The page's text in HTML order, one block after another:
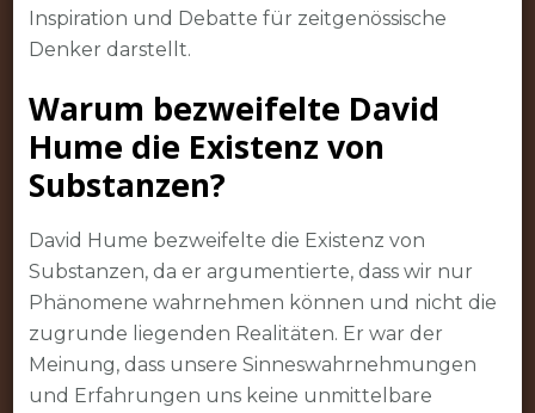
Inspiration und Debatte für zeitgenössische
Denker darstellt.
Warum bezweifelte David
Hume die Existenz von
Substanzen?
David Hume bezweifelte die Existenz von
Substanzen, da er argumentierte, dass wir nur
Phänomene wahrnehmen können und nicht die
zugrunde liegenden Realitäten. Er war der
Meinung, dass unsere Sinneswahrnehmungen
und Erfahrungen uns keine unmittelbare